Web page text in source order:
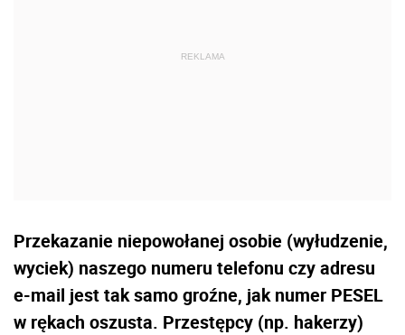
Przekazanie niepowołanej osobie (wyłudzenie,
wyciek) naszego numeru telefonu czy adresu
e-mail jest tak samo groźne, jak numer PESEL
w rękach oszusta. Przestępcy (np. hakerzy)